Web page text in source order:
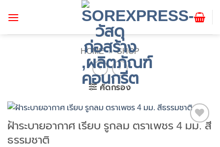
HOME » SHOP
คัดกรอง
Add to
ฝ้าระบายอากาศ เรียบ รูกลม ตราเพชร 4 มม. สี
ธรรมชาติ